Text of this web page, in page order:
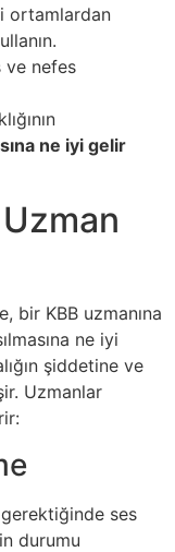
ortamlardan
ve nefes
ne iyi gelir
bir KBB uzmanına
ne iyi
şiddetine ve
Uzmanlar
ses
durumu